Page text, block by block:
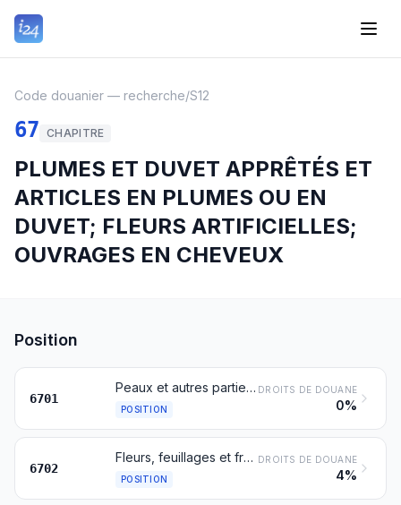
Code douanier — recherche/S12
67 CHAPITRE
PLUMES ET DUVET APPRÊTÉS ET
ARTICLES EN PLUMES OU EN
DUVET; FLEURS ARTIFICIELLES;
OUVRAGES EN CHEVEUX
Position
6701
Peaux et autres parties d'oiseaux revêtues de leurs plumes ou de leur duvet, plumes, parties de plumes, duvet et articles en ces matières, autres que les produits du no 0505 et les tuyaux et tiges de plumes, travaillés
POSITION
DROITS DE DOUANE
0%
6702
Fleurs, feuillages et fruits artificiels et leurs parties; articles confectionnés en fleurs, feuillages ou fruits artificiels
POSITION
DROITS DE DOUANE
4%